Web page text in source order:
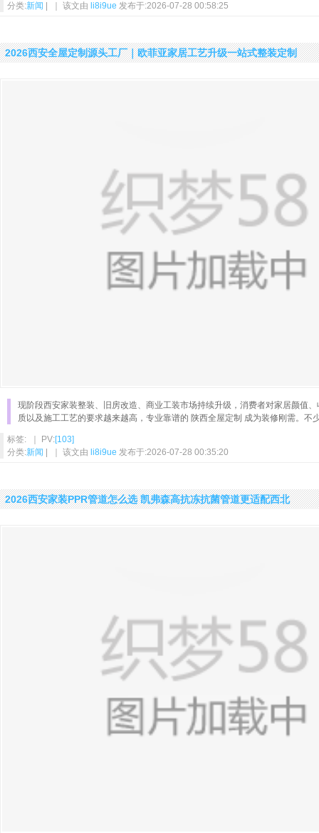
分类:新闻 | ｜ 该文由 li8i9ue 发布于:2026-07-28 00:58:25
2026西安全屋定制源头工厂｜欧菲亚家居工艺升级一站式整装定制
现阶段西安家装整装、旧房改造、商业工装市场持续升级，消费者对家居颜值
质以及施工工艺的要求越来越高，专业靠谱的 陕西全屋定制 成为装修刚需。不
标签: ｜ PV:[103]
分类:新闻 | ｜ 该文由 li8i9ue 发布于:2026-07-28 00:35:20
2026西安家装PPR管道怎么选 凯弗森高抗冻抗菌管道更适配西北